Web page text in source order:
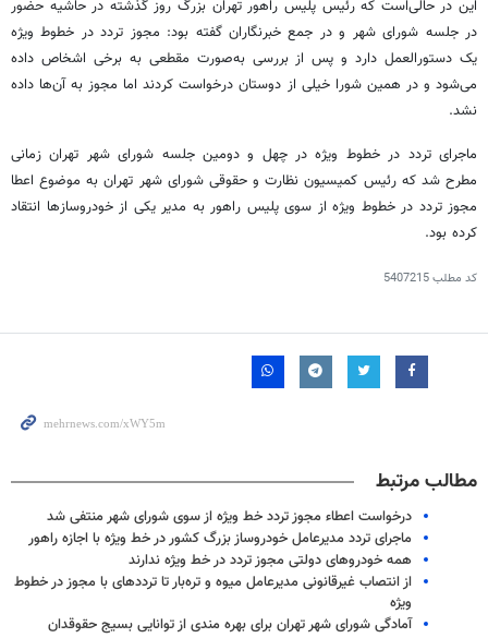
این در حالی‌است که رئیس پلیس راهور تهران بزرگ روز گذشته در حاشیه حضور
در جلسه شورای شهر و در جمع خبرنگاران گفته بود: مجوز تردد در خطوط ویژه
یک دستورالعمل دارد و پس از بررسی به‌صورت مقطعی به برخی اشخاص داده
می‌شود و در همین شورا خیلی از دوستان درخواست کردند اما مجوز به آن‌ها داده
نشد.
ماجرای تردد در خطوط ویژه در چهل و دومین جلسه شورای شهر تهران زمانی
مطرح شد که رئیس کمیسیون نظارت و حقوقی شورای شهر تهران به موضوع اعطا
مجوز تردد در خطوط ویژه از سوی پلیس راهور به مدیر یکی از خودروسازها انتقاد
کرده بود.
کد مطلب5407215
مطالب مرتبط
درخواست اعطاء مجوز تردد خط ویژه از سوی شورای شهر منتفی شد
ماجرای تردد مدیرعامل خودروساز بزرگ کشور در خط ویژه با اجازه راهور
همه خودروهای دولتی مجوز تردد در خط ویژه ندارند
از انتصاب غیرقانونی مدیرعامل میوه و تره‌بار تا ترددهای با مجوز در خطوط
ویژه
آمادگی شورای شهر تهران برای بهره مندی از توانایی بسیج حقوقدان